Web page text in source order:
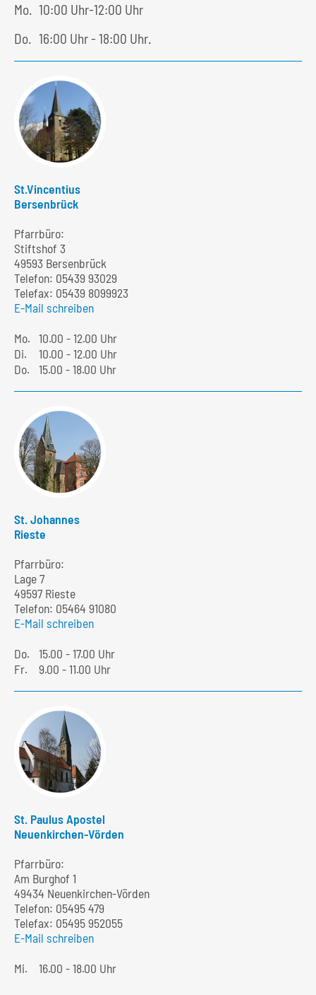
Mo.
10:00 Uhr-12:00 Uhr
Do.
16:00 Uhr - 18:00 Uhr.
St.Vincentius
Bersenbrück
Pfarrbüro:
Stiftshof 3
49593 Bersenbrück
Telefon: 05439 93029
Telefax: 05439 8099923
E-Mail schreiben
Mo. 10.00 - 12.00 Uhr
Di.
10.00 - 12.00 Uhr
Do.
15.00 - 18.00 Uhr
St. Johannes
Rieste
Pfarrbüro:
Lage 7
49597 Rieste
Telefon: 05464 91080
E-Mail schreiben
Do.
15.00 - 17.00 Uhr
Fr.
9.00 - 11.00 Uhr
St. Paulus Apostel
Neuenkirchen-Vörden
Pfarrbüro:
Am Burghof 1
49434 Neuenkirchen-Vörden
Telefon: 05495 479
Telefax: 05495 952055
E-Mail schreiben
Mi.
16.00 - 18.00 Uhr